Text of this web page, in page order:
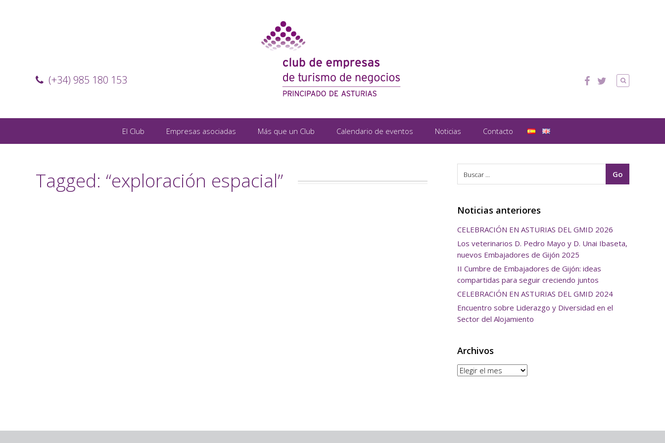
(+34) 985 180 153
El Club Empresas asociadas Más que un Club Calendario de eventos Noticias Contacto
Tagged: “exploración espacial”
Noticias anteriores
CELEBRACIÓN EN ASTURIAS DEL GMID 2026
Los veterinarios D. Pedro Mayo y D. Unai Ibaseta,
nuevos Embajadores de Gijón 2025
II Cumbre de Embajadores de Gijón: ideas
compartidas para seguir creciendo juntos
CELEBRACIÓN EN ASTURIAS DEL GMID 2024
Encuentro sobre Liderazgo y Diversidad en el
Sector del Alojamiento
Archivos
Archivos